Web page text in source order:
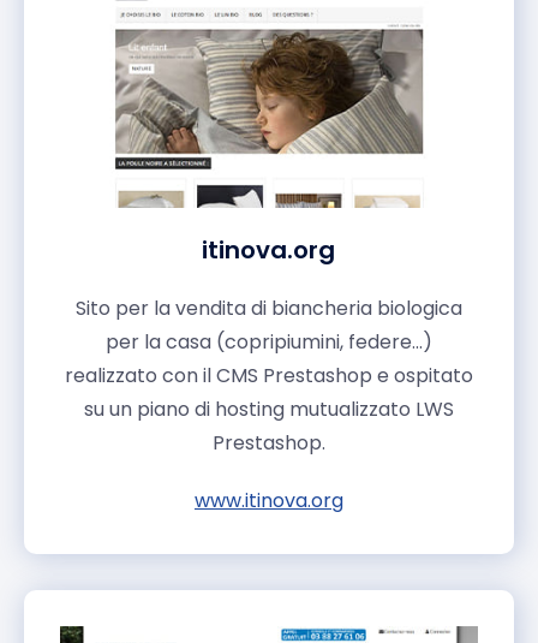
itinova.org
Sito per la vendita di biancheria biologica
per la casa (copripiumini, federe...)
realizzato con il CMS Prestashop e ospitato
su un piano di hosting mutualizzato LWS
Prestashop.
www.itinova.org